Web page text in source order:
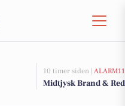
10 timer siden |
Midtjysk Brand &